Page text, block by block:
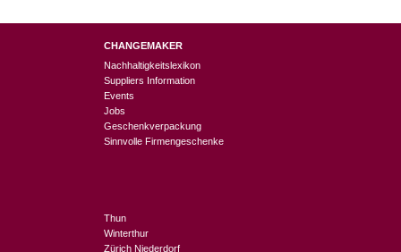
CHANGEMAKER
Nachhaltigkeitslexikon
Suppliers Information
Events
Jobs
Geschenkverpackung
Sinnvolle Firmengeschenke
Thun
Winterthur
Zürich Niederdorf